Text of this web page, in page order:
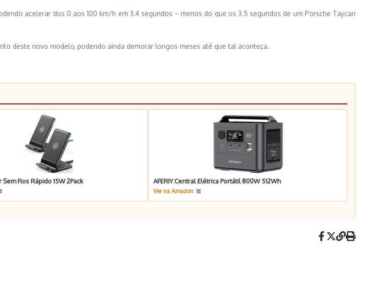
acelerar dos 0 aos 100 km/h em 3.4 segundos – menos do que os 3.5 segundos de um Porsche Taycan
deste novo modelo, podendo ainda demorar longos meses até que tal aconteça.
Fios Rápido 15W 2Pack AFERIY Central Elétrica Portátil 800W 512Wh
Ver na Amazon